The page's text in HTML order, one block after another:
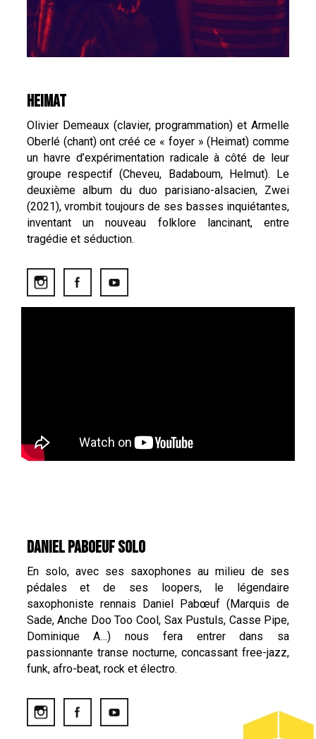
HEIMAT
Olivier Demeaux (clavier, programmation) et Armelle
Oberlé (chant) ont créé ce « foyer » (Heimat) comme
un havre d’expérimentation radicale à côté de leur
groupe respectif (Cheveu, Badaboum, Helmut). Le
deuxième album du duo parisiano-alsacien, Zwei
(2021), vrombit toujours de ses basses inquiétantes,
inventant un nouveau folklore lancinant, entre
tragédie et séduction.
DANIEL PABOEUF SOLO
En solo, avec ses saxophones au milieu de ses
pédales et de ses loopers, le légendaire
saxophoniste rennais Daniel Pabœuf (Marquis de
Sade, Anche Doo Too Cool, Sax Pustuls, Casse Pipe,
Dominique A…) nous fera entrer dans sa
passionnante transe nocturne, concassant free-jazz,
funk, afro-beat, rock et électro.